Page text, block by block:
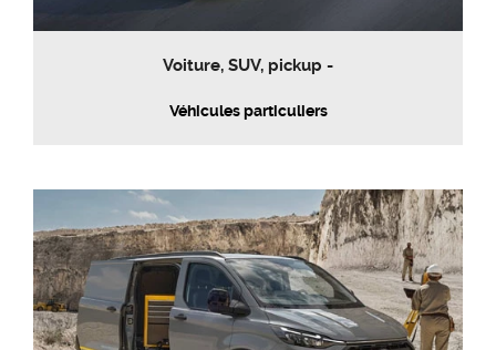
Voiture, SUV, pickup -
Véhicules particuliers